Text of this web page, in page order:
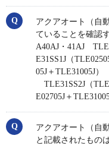
アクアオート（自
ていることを確認
A40AJ・41AJ
E31SS1J（
05J＋TLE31005J）
TLE31SS2J（
E02705J＋
アクアオート（自
と記載されたもの